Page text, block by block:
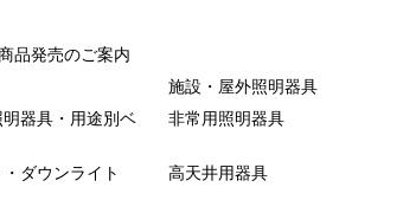
品発売のご案内
施設・屋外照明器具
器具・用途別ベ
非常用照明器具
ダウンライト 高天井用器具